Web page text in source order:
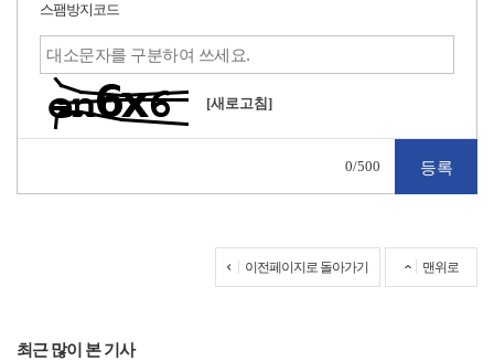
스팸방지코드
[새로고침]
0/500
이전페이지로 돌아가기 맨위로
최근 많이 본 기사